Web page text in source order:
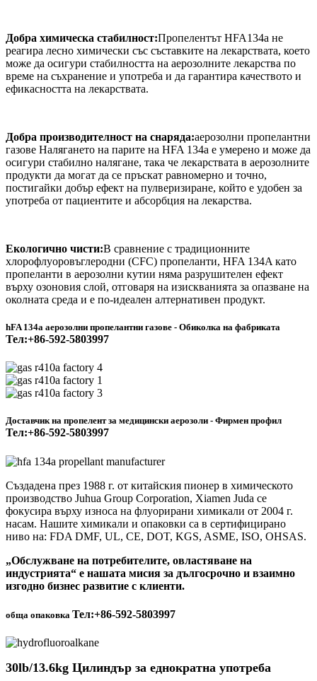
Добра химическа стабилност:Пропелентът HFA134a не
реагира лесно химически със съставките на лекарствата, което
може да осигури стабилността на аерозолните лекарства по
време на съхранение и употреба и да гарантира качеството и
ефикасността на лекарствата.
Добра производителност на снаряда:аерозолни пропелантни
газове Налягането на парите на HFA 134a е умерено и може да
осигури стабилно налягане, така че лекарствата в аерозолните
продукти да могат да се пръскат равномерно и точно,
постигайки добър ефект на пулверизиране, който е удобен за
употреба от пациентите и абсорбция на лекарства.
Екологично чисти:В сравнение с традиционните
хлорофлуоровъглеродни (CFC) пропеланти, HFA 134A като
пропеланти в аерозолни кутии няма разрушителен ефект
върху озоновия слой, отговаря на изискванията за опазване на
околната среда и е по-идеален алтернативен продукт.
hFA 134a аерозолни пропелантни газове - Обиколка на фабриката
Тел:+86-592-5803997
Доставчик на пропелент за медицински аерозоли - Фирмен профил
Тел:+86-592-5803997
Създадена през 1988 г. от китайския пионер в химическото
производство Juhua Group Corporation, Xiamen Juda се
фокусира върху износа на флуорирани химикали от 2004 г.
насам. Нашите химикали и опаковки са в сертифицирано
ниво на: FDA DMF, UL, CE, DOT, KGS, ASME, ISO, OHSAS.
„Обслужване на потребителите, овластяване на
индустрията“ е нашата мисия за дългосрочно и взаимно
изгодно бизнес развитие с клиенти.
обща опаковка Тел:+86-592-5803997
30lb/13.6kg Цилиндър за еднократна употреба